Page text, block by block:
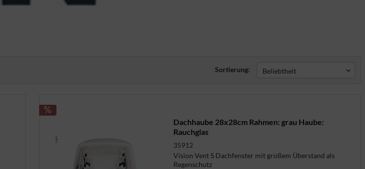
Sortierung:
Dachhaube 28x28cm Rahmen: grau Haube:
Rauchglas
35912
Vision Vent S Dachfenster mit großem Überstand als
Regenschutz